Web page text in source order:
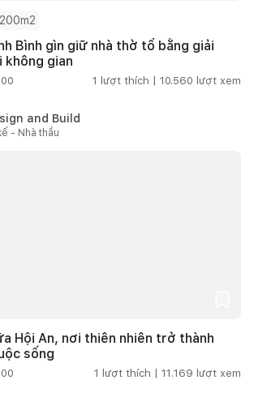
Bình gìn giữ nhà thờ tổ bằng giải
không gian
1 lượt thích | 10.560 lượt xem
and Build
- Nhà thầu
Hội An, nơi thiên nhiên trở thành
sống
1 lượt thích | 11.169 lượt xem